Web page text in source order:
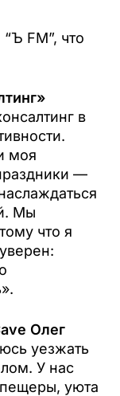
FM”, что
в
моя
—
Мы
что я
Олег
уезжать
У нас
пещеры, уюта